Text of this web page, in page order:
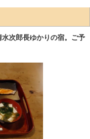
水次郎長ゆかりの宿。ご予